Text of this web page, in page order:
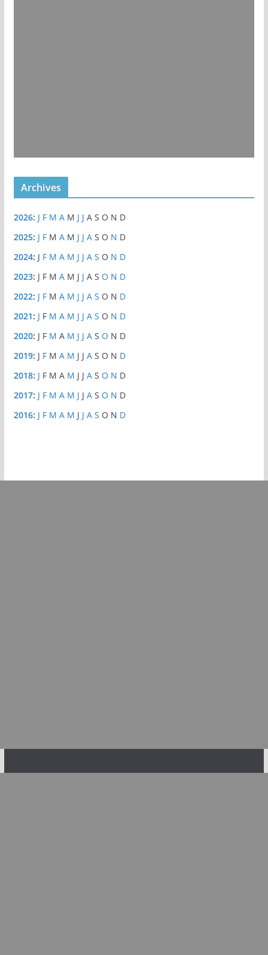
Archives
2026: J F M A M J J A S O N D
2025: J F M A M J J A S O N D
2024: J F M A M J J A S O N D
2023: J F M A M J J A S O N D
2022: J F M A M J J A S O N D
2021: J F M A M J J A S O N D
2020: J F M A M J J A S O N D
2019: J F M A M J J A S O N D
2018: J F M A M J J A S O N D
2017: J F M A M J J A S O N D
2016: J F M A M J J A S O N D